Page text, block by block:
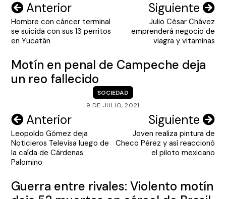
Navegación
de
entradas
Anterior
Hombre con cáncer terminal
se suicida con sus 13 perritos
en Yucatán
Siguiente
Julio César Chávez
emprenderá negocio de
viagra y vitaminas
Motín en penal de Campeche deja
un reo fallecido
SOCIEDAD
9 DE JULIO, 2021
Navegación
de
entradas
Anterior
Leopoldo Gómez deja
Noticieros Televisa luego de
la caída de Cárdenas
Palomino
Siguiente
Joven realiza pintura de
Checo Pérez y así reaccionó
el piloto mexicano
Guerra entre rivales: Violento motín